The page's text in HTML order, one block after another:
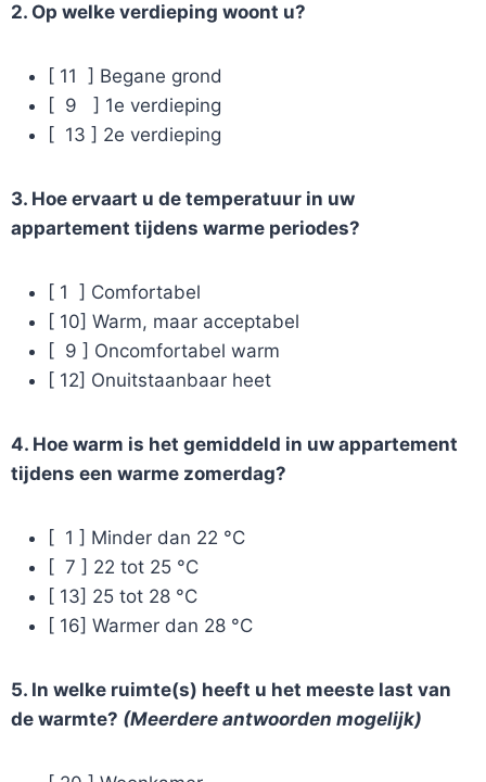
2. Op welke verdieping woont u?
[ 11 ] Begane grond
[ 9 ] 1e verdieping
[ 13 ] 2e verdieping
3. Hoe ervaart u de temperatuur in uw
appartement tijdens warme periodes?
[ 1 ] Comfortabel
[ 10] Warm, maar acceptabel
[ 9 ] Oncomfortabel warm
[ 12] Onuitstaanbaar heet
4. Hoe warm is het gemiddeld in uw appartement
tijdens een warme zomerdag?
[ 1 ] Minder dan 22 °C
[ 7 ] 22 tot 25 °C
[ 13] 25 tot 28 °C
[ 16] Warmer dan 28 °C
5. In welke ruimte(s) heeft u het meeste last van
de warmte? (Meerdere antwoorden mogelijk)